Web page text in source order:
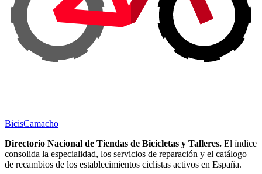
BicisCamacho
Directorio Nacional de Tiendas de Bicicletas y Talleres. El índice
consolida la especialidad, los servicios de reparación y el catálogo
de recambios de los establecimientos ciclistas activos en España.